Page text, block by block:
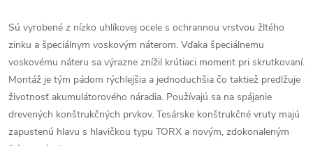
Sú vyrobené z nízko uhlíkovej ocele s ochrannou vrstvou žltého
zinku a špeciálnym voskovým náterom. Vďaka špeciálnemu
voskovému náteru sa výrazne znížil krútiaci moment pri skrutkovaní.
Montáž je tým pádom rýchlejšia a jednoduchšia čo taktiež predlžuje
životnosť akumulátorového náradia. Používajú sa na spájanie
drevených konštrukčných prvkov. Tesárske konštrukčné vruty majú
zapustenú hlavu s hlavičkou typu TORX a novým, zdokonaleným